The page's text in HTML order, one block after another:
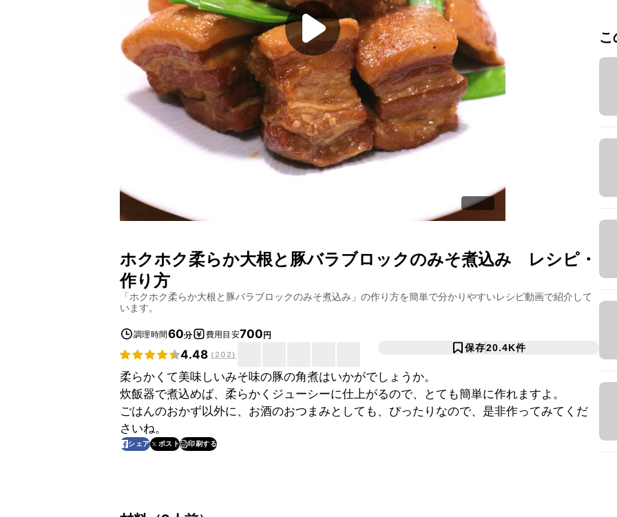
ホクホク柔らか大根と豚バラブロックのみそ煮込み レシピ・
作り方
「ホクホク柔らか大根と豚バラブロックのみそ煮込み 」の作り方を簡単で分かりやすいレシピ動画で紹介して
います。
調理時間60分 費用目安700円
4.48 (202)
保存20.4K件
柔らかくて美味しいみそ味の豚の角煮はいかがでしょうか。
炊飯器で煮込めば、柔らかくジューシーに仕上がるので、とても簡単に作れますよ。
ごはんのおかず以外に、お酒のおつまみとしても、ぴったりなので、是非作ってみてくだ
さいね。
シェア ポスト 印刷する